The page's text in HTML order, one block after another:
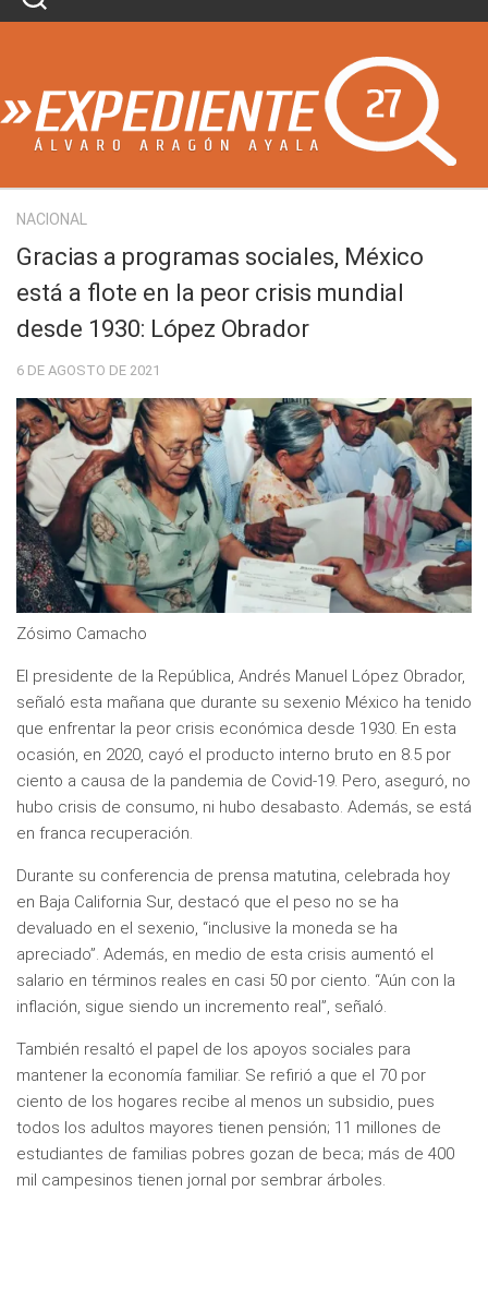
Skip
NACIONAL
Gracias a programas sociales, México
está a flote en la peor crisis mundial
desde 1930: López Obrador
6 DE AGOSTO DE 2021
Zósimo Camacho
El presidente de la República, Andrés Manuel López Obrador,
señaló esta mañana que durante su sexenio México ha tenido
que enfrentar la peor crisis económica desde 1930. En esta
ocasión, en 2020, cayó el producto interno bruto en 8.5 por
ciento a causa de la pandemia de Covid-19. Pero, aseguró, no
hubo crisis de consumo, ni hubo desabasto. Además, se está
en franca recuperación.
Durante su conferencia de prensa matutina, celebrada hoy
en Baja California Sur, destacó que el peso no se ha
devaluado en el sexenio, “inclusive la moneda se ha
apreciado”. Además, en medio de esta crisis aumentó el
salario en términos reales en casi 50 por ciento. “Aún con la
inflación, sigue siendo un incremento real”, señaló.
También resaltó el papel de los apoyos sociales para
mantener la economía familiar. Se refirió a que el 70 por
ciento de los hogares recibe al menos un subsidio, pues
todos los adultos mayores tienen pensión; 11 millones de
estudiantes de familias pobres gozan de beca; más de 400
mil campesinos tienen jornal por sembrar árboles.